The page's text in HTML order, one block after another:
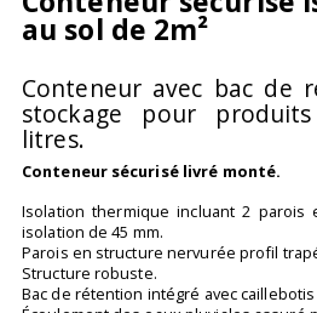
au sol de 2m²
Conteneur avec bac de
stockage pour
litres.
Conteneur sécurisé livré monté.
Isolation thermique incluant 2 parois
isolation de 45 mm.
Parois en structure nervurée profil
Structure robuste.
Bac de rétention intégré avec